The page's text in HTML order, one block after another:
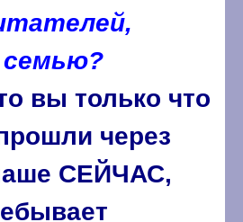
семью?
вы только что
через
СЕЙЧАС,